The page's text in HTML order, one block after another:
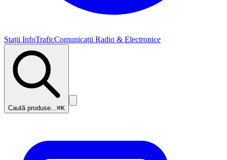
Stații InfoTraficComunicații Radio & Electronice
Caută produse...⌘K